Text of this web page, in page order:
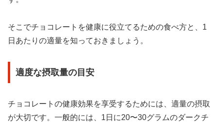
そこでチョコレートを健康に役立てるための食べ方と、1
日あたりの適量を知っておきましょう。
適度な摂取量の目安
チョコレートの健康効果を享受するためには、適量の摂取
が大切です。一般的には、1日に20〜30グラムのダークチ